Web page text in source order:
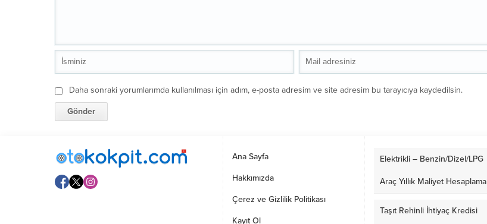
Daha sonraki yorumlarımda kullanılması için adım, e-posta adresim ve site adresim bu tarayıcıya kaydedilsin.
Ana Sayfa
Hakkımızda
Çerez ve Gizlilik Politikası
Kayıt Ol
Elektrikli – Benzin/Dizel/LPG
Araç Yıllık Maliyet Hesaplama
Taşıt Rehinli İhtiyaç Kredisi